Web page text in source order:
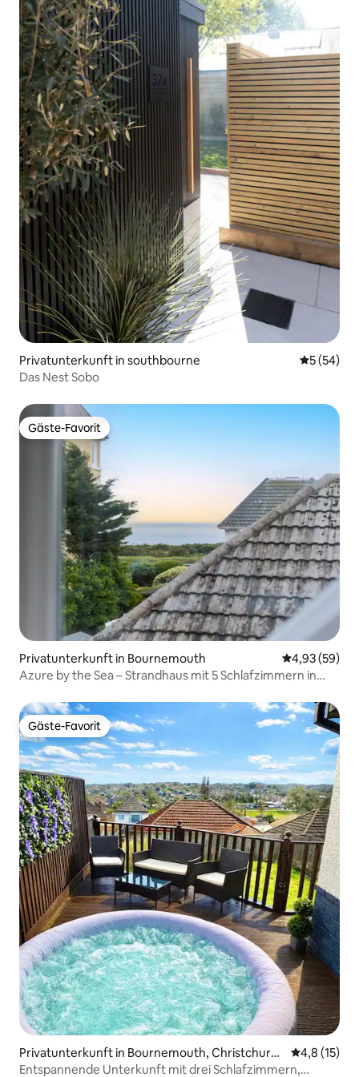
Privatunterkunft in southbourne
5 (54)
Das Nest Sobo
Gäste-Favorit
Gäste-Favorit
Privatunterkunft in Bournemouth
4,93 (59)
Azure by the Sea – Strandhaus mit 5 Schlafzimmern in
Gäste-Favorit
Gäste-Favorit
Privatunterkunft in Bournemouth, Christchurch
and Poole
4,8 (15)
Entspannende Unterkunft mit drei Schlafzimmern,